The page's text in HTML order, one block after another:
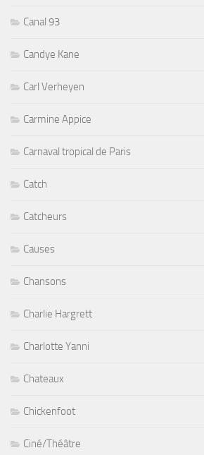
Canal 93
Candye Kane
Carl Verheyen
Carmine Appice
Carnaval tropical de Paris
Catch
Catcheurs
Causes
Chansons
Charlie Hargrett
Charlotte Yanni
Chateaux
Chickenfoot
Ciné/Théâtre